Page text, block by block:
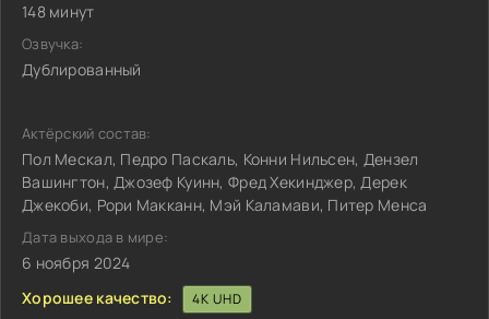
148 минут
Озвучка:
Дублированный
Актёрский состав:
Пол Мескал, Педро Паскаль, Конни Нильсен, Дензел
Вашингтон, Джозеф Куинн, Фред Хекинджер, Дерек
Джекоби, Рори Макканн, Мэй Каламави, Питер Менса
Дата выхода в мире:
6 ноября 2024
Хорошее качество:
4K UHD